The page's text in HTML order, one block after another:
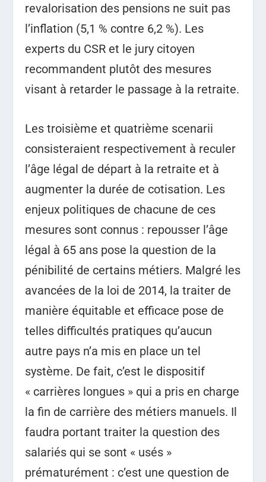
revalorisation des pensions ne suit pas
l’inflation (5,1 % contre 6,2 %). Les
experts du CSR et le jury citoyen
recommandent plutôt des mesures
visant à retarder le passage à la retraite.
Les troisième et quatrième scenarii
consisteraient respectivement à reculer
l’âge légal de départ à la retraite et à
augmenter la durée de cotisation. Les
enjeux politiques de chacune de ces
mesures sont connus : repousser l’âge
légal à 65 ans pose la question de la
pénibilité de certains métiers. Malgré les
avancées de la loi de 2014, la traiter de
manière équitable et efficace pose de
telles difficultés pratiques qu’aucun
autre pays n’a mis en place un tel
système. De fait, c’est le dispositif
« carrières longues » qui a pris en charge
la fin de carrière des métiers manuels. Il
faudra portant traiter la question des
salariés qui se sont « usés »
prématurément : c’est une question de